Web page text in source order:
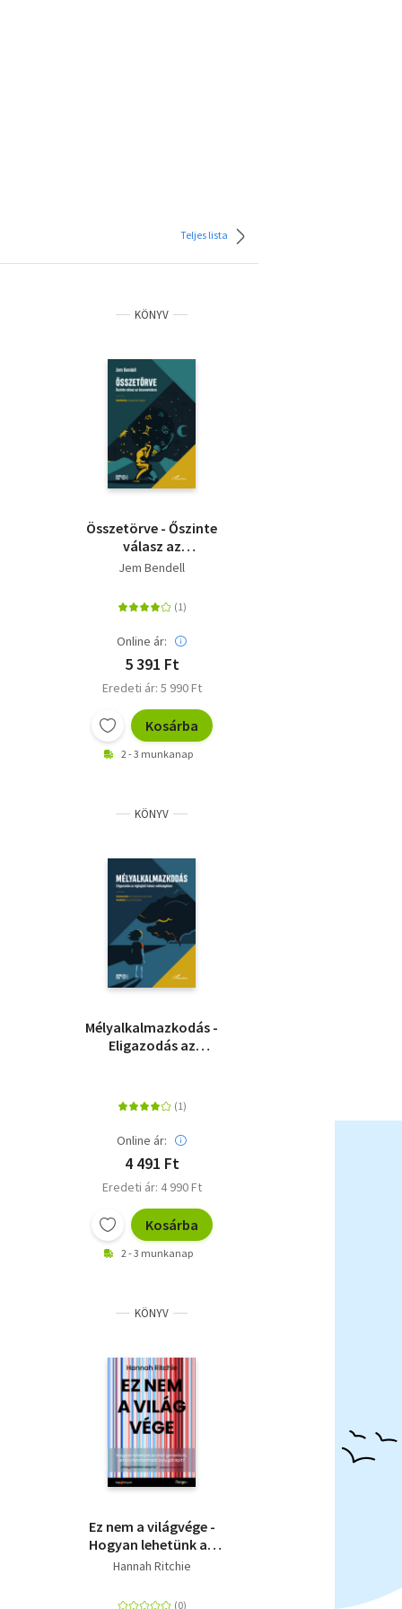
Teljes lista
KÖNYV
Összetörve - Őszinte
válasz az
összeomlásra
Jem Bendell
Online ár:
5 391 Ft
Eredeti ár: 5 990 Ft
Kosárba
2 - 3 munkanap
KÖNYV
Mélyalkalmazkodás -
Eligazodás az
Online ár:
4 491 Ft
Eredeti ár: 4 990 Ft
Kosárba
2 - 3 munkanap
KÖNYV
Ez nem a világvége -
Hogyan lehetünk az
első generáció, amely
épít?
Hannah Ritchie